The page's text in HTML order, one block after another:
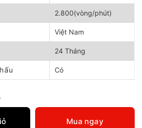
2.800(vòng/phút)
Việt Nam
24 Tháng
Có
Daisy DYS 2200 số lượng
Mua ngay